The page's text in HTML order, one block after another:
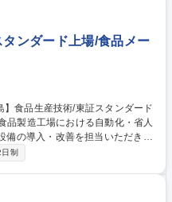
タンダード上場/食品メー
備の導入・改善を担当いただきま
工場全体の最適化を通じて、生産
討と実行 ■生産性向上・業務効
制